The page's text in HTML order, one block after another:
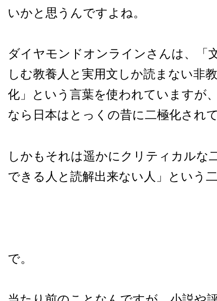
いかと思うんですよね。
ダイヤモンドオンラインさんは、「
しむ教養人と実用文しか読まない非
化」という言葉を使われていますが
なら日本はとっくの昔に二極化され
しかもそれは遥かにクリティカルな
できる人と読解出来ない人」という
で。